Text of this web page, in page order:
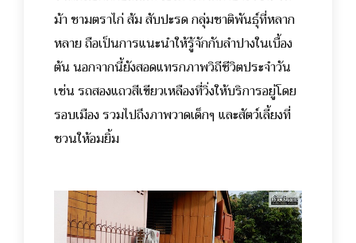
ม้า ชามตราไก่ ส้ม สับปะรด กลุ่มชาติพันธุ์ที่หลาก
หลาย ถือเป็นการแนะนำให้รู้จักกับลำปางในเบื้อง
ต้น นอกจากนี้ยังสอดแทรกภาพวิถีชีวิตประจำวัน
เช่น รถสองแถวสีเขียวเหลืองที่วิ่งให้บริการอยู่โดย
รอบเมือง รวมไปถึงภาพวาดเด็กๆ และสัตว์เลี้ยงที่
ชวนให้อมยิ้ม